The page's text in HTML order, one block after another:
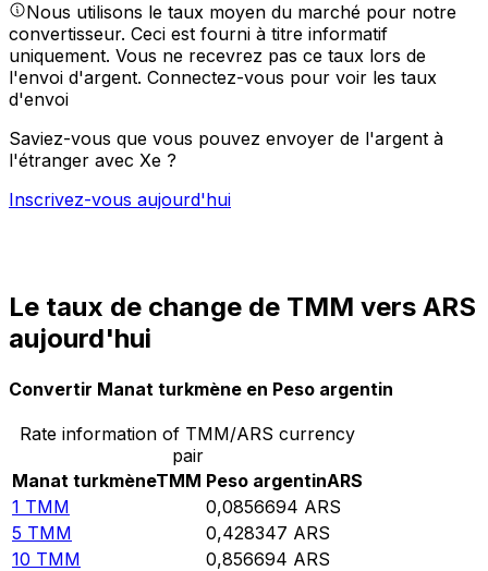
Nous utilisons le taux moyen du marché pour notre
convertisseur. Ceci est fourni à titre informatif
uniquement. Vous ne recevrez pas ce taux lors de
l'envoi d'argent. Connectez-vous pour voir les taux
d'envoi
Saviez-vous que vous pouvez envoyer de l'argent à
l'étranger avec Xe ?
Inscrivez-vous aujourd'hui
Le taux de change de TMM vers ARS
aujourd'hui
Convertir Manat turkmène en Peso argentin
Rate information of TMM/ARS currency
pair
Manat turkmèneTMM Peso argentinARS
1 TMM 0,0856694 ARS
5 TMM 0,428347 ARS
10 TMM 0,856694 ARS